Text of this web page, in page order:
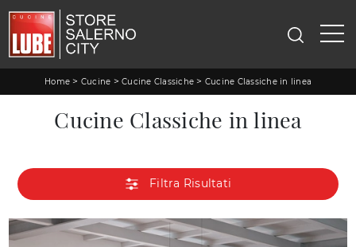
Home > Cucine > Cucine Classiche > Cucine Classiche in linea
Cucine Classiche in linea
Filtra Risultati